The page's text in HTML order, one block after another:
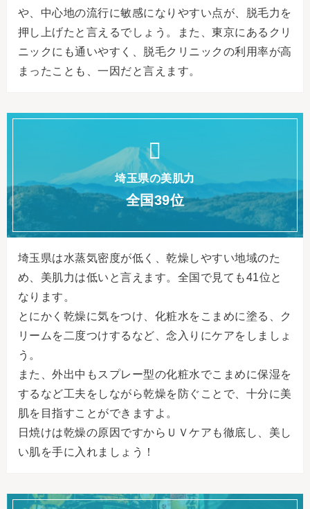
や、中心地の流行に敏感になりやすい点が、脱毛力を
押し上げたと言えるでしょう。また、東京にあるクリ
ニックにも通いやすく、脱毛クリニックの利用率が高
まったことも、一因だと言えます。
埼玉県の美肌力
全国39位
埼玉県は水蒸気密度が低く、乾燥しやすい地域のた
め、美肌力は低いと言えます。全国で見ても41位と
なります。
とにかく乾燥に気をつけ、化粧水をこまめに塗る、ク
リームを二度つけするなど、念入りにケアをしましょ
う。
また、外出中もスプレー型の化粧水でこまめに保湿を
するなど工夫をしながら乾燥を防ぐことで、十分に美
肌を目指すことができますよ。
日焼けは乾燥の原因ですからＵＶケアも徹底し、美し
い肌を手に入れましょう！